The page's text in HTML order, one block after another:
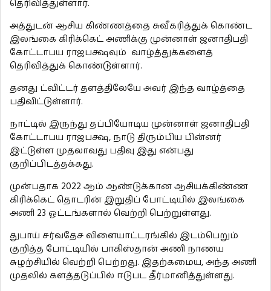
தெரிவித்துள்ளார்.
அத்துடன் ஆசிய கிண்ணத்தை சுவீகரித்துக் கொண்ட
இலங்கை கிரிக்கெட் அணிக்கு முன்னாள் ஜனாதிபதி
கோட்டாபய ராஜபக்ஷவும் வாழ்த்துக்களைத்
தெரிவித்துக் கொண்டுள்ளார்.
தனது ட்விட்டர் தளத்திலேயே அவர் இந்த வாழ்த்தை
பதிவிட்டுள்ளார்.
நாட்டில் இருந்து தப்பியோடிய முன்னாள் ஜனாதிபதி
கோட்டாபய ராஜபக்ஷ, நாடு திரும்பிய பின்னர்
இட்டுள்ள முதலாவது பதிவு இது என்பது
குறிப்பிடத்தக்கது.
முன்பதாக 2022 ஆம் ஆண்டுக்கான ஆசியக்கிண்ண
கிரிக்கெட் தொடரின் இறுதிப் போட்டியில் இலங்கை
அணி 23 ஓட்டங்களால் வெற்றி பெற்றுள்ளது.
துபாய் சர்வதேச விளையாட்டரங்கில் இடம்பெறும்
குறித்த போட்டியில் பாகிஸ்தான் அணி நாணய
சுழற்சியில் வெற்றி பெற்றது. இதற்கமைய, அந்த அணி
முதலில் களத்தடுப்பில் ஈடுபட தீர்மானித்துள்ளது.